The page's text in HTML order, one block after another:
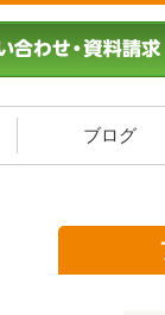
ブログ